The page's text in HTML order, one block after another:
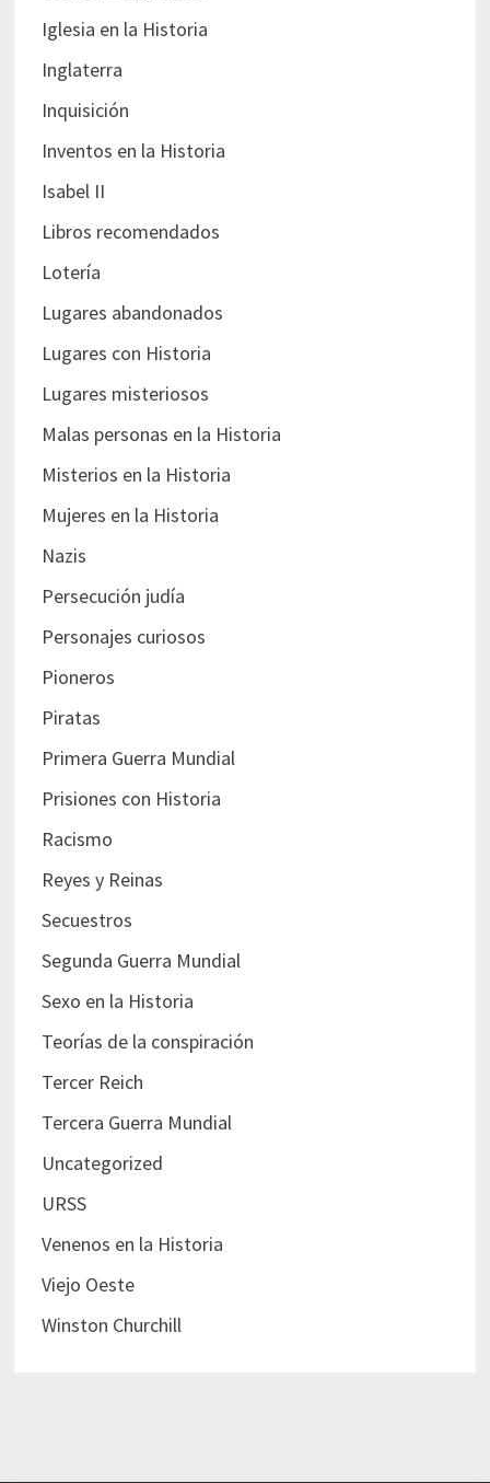
Iglesia en la Historia
Inglaterra
Inquisición
Inventos en la Historia
Isabel II
Libros recomendados
Lotería
Lugares abandonados
Lugares con Historia
Lugares misteriosos
Malas personas en la Historia
Misterios en la Historia
Mujeres en la Historia
Nazis
Persecución judía
Personajes curiosos
Pioneros
Piratas
Primera Guerra Mundial
Prisiones con Historia
Racismo
Reyes y Reinas
Secuestros
Segunda Guerra Mundial
Sexo en la Historia
Teorías de la conspiración
Tercer Reich
Tercera Guerra Mundial
Uncategorized
URSS
Venenos en la Historia
Viejo Oeste
Winston Churchill